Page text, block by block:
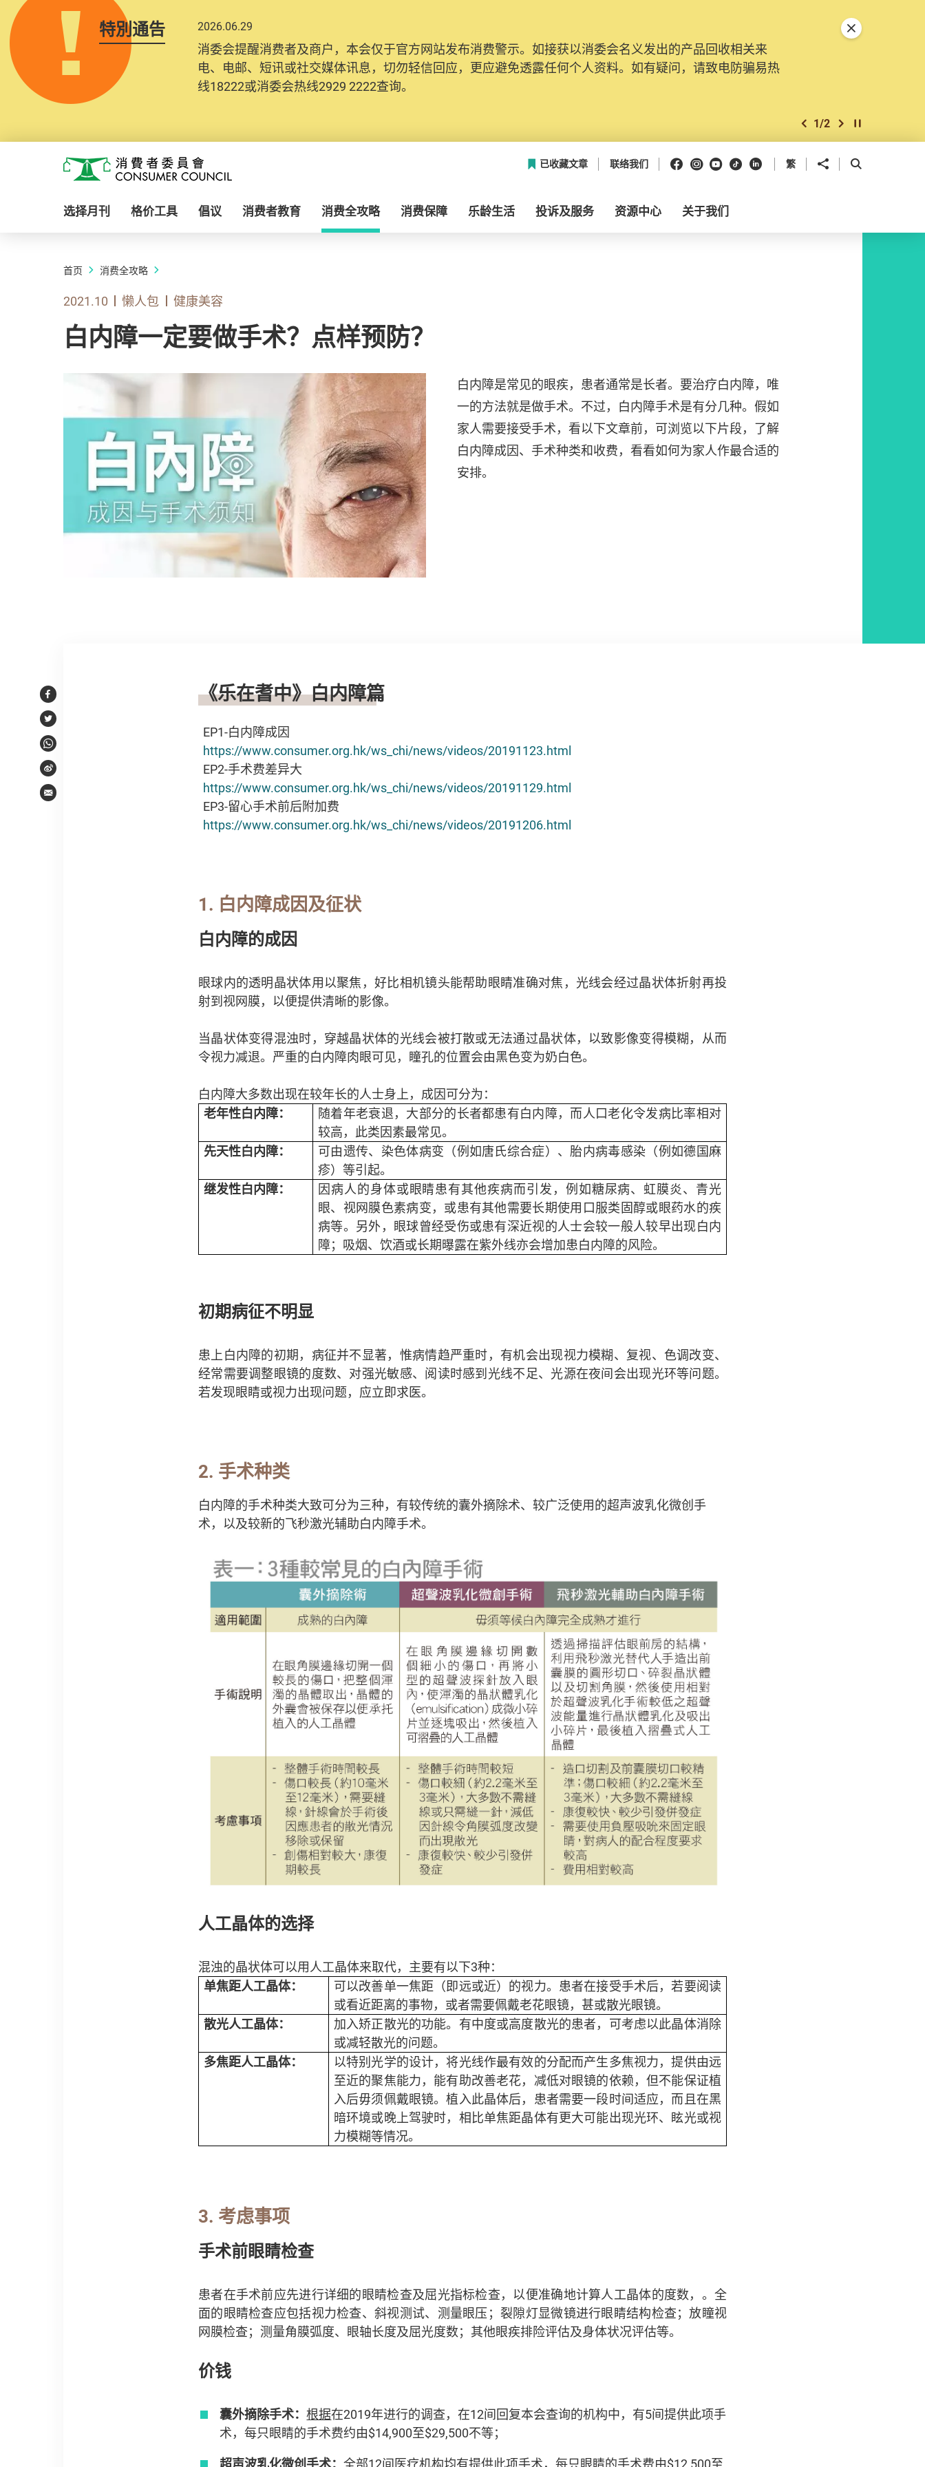
特別通告 2026.06.29
消委会提醒消费者及商户，本会仅于官方网站发布消费警示。如接获以消委会名义发出的产品回收相关来
电、电邮、短讯或社交媒体讯息，切勿轻信回应，更应避免透露任何个人资料。如有疑问，请致电防骗易热
线18222或消委会热线2929 2222查询。
上一个
1/2 下一个开始/暂停幻灯
关闭特別通告
消费者委员会
已收藏文章 联络我们 Facebook
Instagram
Youtube
抖音领英 繁 分享到 开启搜寻框
选择月刊 格价工具 倡议 消费者教育 消费全攻略 消费保障 乐龄生活 投诉及服务 资源中心 关于我们
首页 消费全攻略
2021.10 懒人包 健康美容
白内障一定要做手术？点样预防？
白内障是常见的眼疾，患者通常是长者。要治疗白内障，唯
一的方法就是做手术。不过，白内障手术是有分几种。假如
家人需要接受手术，看以下文章前，可浏览以下片段，了解
白内障成因、手术种类和收费，看看如何为家人作最合适的
安排。
Facebook
Twitter
WhatsApp
Weibo
Email
《乐在耆中》白内障篇
EP1-白内障成因
https://www.consumer.org.hk/ws_chi/news/videos/20191123.html
EP2-手术费差异大
https://www.consumer.org.hk/ws_chi/news/videos/20191129.html
EP3-留心手术前后附加费
https://www.consumer.org.hk/ws_chi/news/videos/20191206.html
1. 白内障成因及征状
白内障的成因
眼球内的透明晶状体用以聚焦，好比相机镜头能帮助眼睛准确对焦，光线会经过晶状体折射再投
射到视网膜，以便提供清晰的影像。
当晶状体变得混浊时，穿越晶状体的光线会被打散或无法通过晶状体，以致影像变得模糊，从而
令视力减退。严重的白内障肉眼可见，瞳孔的位置会由黑色变为奶白色。
白内障大多数出现在较年长的人士身上，成因可分为：
老年性白内障：
随着年老衰退，大部分的长者都患有白内障，而人口老化令发病比率相对
较高，此类因素最常见。
先天性白内障：
可由遗传、染色体病变（例如唐氏综合症）、胎内病毒感染（例如德国麻
疹）等引起。
继发性白内障：
因病人的身体或眼睛患有其他疾病而引发，例如糖尿病、虹膜炎、青光
眼、视网膜色素病变，或患有其他需要长期使用口服类固醇或眼药水的疾
病等。另外，眼球曾经受伤或患有深近视的人士会较一般人较早出现白内
障；吸烟、饮酒或长期曝露在紫外线亦会增加患白内障的风险。
初期病征不明显
患上白内障的初期，病征并不显著，惟病情趋严重时，有机会出现视力模糊、复视、色调改变、
经常需要调整眼镜的度数、对强光敏感、阅读时感到光线不足、光源在夜间会出现光环等问题。
若发现眼睛或视力出现问题，应立即求医。
2. 手术种类
白内障的手术种类大致可分为三种，有较传统的囊外摘除术、较广泛使用的超声波乳化微创手
术，以及较新的飞秒激光辅助白内障手术。
人工晶体的选择
混浊的晶状体可以用人工晶体来取代，主要有以下3种：
单焦距人工晶体：
可以改善单一焦距（即远或近）的视力。患者在接受手术后，若要阅读
或看近距离的事物，或者需要佩戴老花眼镜，甚或散光眼镜。
散光人工晶体：
加入矫正散光的功能。有中度或高度散光的患者，可考虑以此晶体消除
或减轻散光的问题。
多焦距人工晶体：
以特别光学的设计，将光线作最有效的分配而产生多焦视力，提供由远
至近的聚焦能力，能有助改善老花，减低对眼镜的依赖，但不能保证植
入后毋须佩戴眼镜。植入此晶体后，患者需要一段时间适应，而且在黑
暗环境或晚上驾驶时，相比单焦距晶体有更大可能出现光环、眩光或视
力模糊等情况。
3. 考虑事项
手术前眼睛检查
患者在手术前应先进行详细的眼睛检查及屈光指标检查，以便准确地计算人工晶体的度数，。全
面的眼睛检查应包括视力检查、斜视测试、测量眼压；裂隙灯显微镜进行眼睛结构检查；放瞳视
网膜检查；测量角膜弧度、眼轴长度及屈光度数；其他眼疾排险评估及身体状况评估等。
价钱
囊外摘除手术：根据在2019年进行的调查，在12间回复本会查询的机构中，有5间提供此项手
术，每只眼睛的手术费约由$14,900至$29,500不等；
超声波乳化微创手术：全部12间医疗机构均有提供此项手术，每只眼睛的手术费由$12,500至